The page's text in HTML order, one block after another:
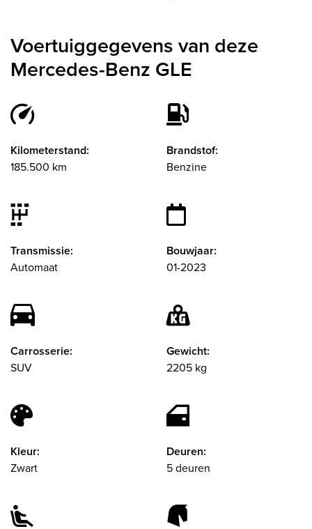
Voertuiggegevens van deze
Mercedes-Benz GLE
Kilometerstand:
185.500 km
Brandstof:
Benzine
Transmissie:
Automaat
Bouwjaar:
01-2023
Carrosserie:
SUV
Gewicht:
2205 kg
Kleur:
Zwart
Deuren:
5 deuren